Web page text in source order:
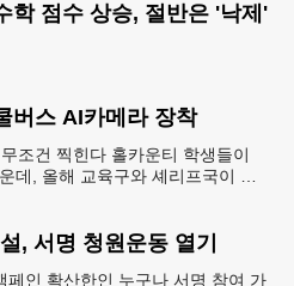
학 점수 상승, 절반은 '낙제'
버스 AI카메라 장착
조건 찍힌다 홀카운티 학생들이
데, 올해 교육구와 셰리프국이 학
, 서명 청원운동 열기
페인 확산한인 누구나 서명 참여 가